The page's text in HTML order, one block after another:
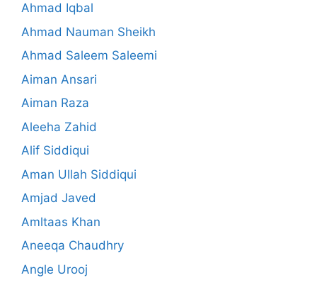
Ahmad Iqbal
Ahmad Nauman Sheikh
Ahmad Saleem Saleemi
Aiman Ansari
Aiman Raza
Aleeha Zahid
Alif Siddiqui
Aman Ullah Siddiqui
Amjad Javed
Amltaas Khan
Aneeqa Chaudhry
Angle Urooj